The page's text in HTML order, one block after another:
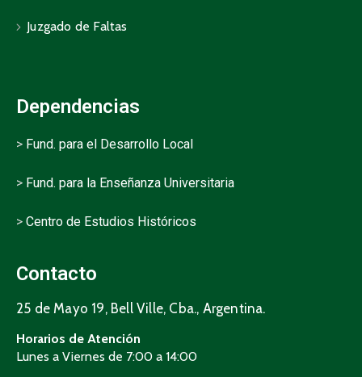
Juzgado de Faltas
Dependencias
> Fund. para el Desarrollo Local
> Fund. para la Enseñanza Universitaria
> Centro de Estudios Históricos
Contacto
25 de Mayo 19, Bell Ville, Cba., Argentina.
Horarios de Atención
Lunes a Viernes de 7:00 a 14:00